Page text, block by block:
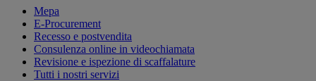
Mepa
E-Procurement
Recesso e postvendita
Consulenza online in videochiamata
Revisione e ispezione di scaffalature
Tutti i nostri servizi